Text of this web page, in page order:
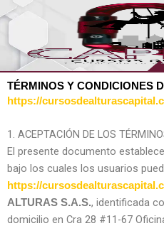
contenido
TÉRMINOS Y CONDICIONES
https://
1. ACEPTACIÓN DE LOS
El presente documento
bajo los cuales los usuarios
https://
ALTURAS S.A.S., identificada
domicilio en Cra 28 #11-67